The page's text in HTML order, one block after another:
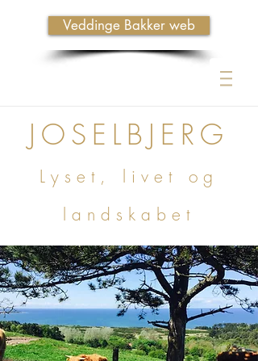
Veddinge Bakker web
JOSELBJERG
Lyset, livet og
landskabet